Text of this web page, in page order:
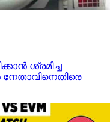
ശ്രമിച്ച